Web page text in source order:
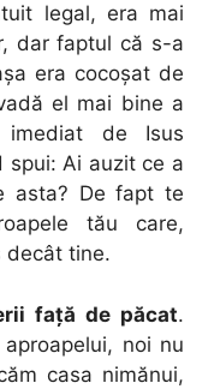
legal, era mai
dar faptul că s-a
era cocoşat de
el mai bine a
de Isus
spui: Ai auzit ce a
asta? De fapt te
tău care,
decât tine.
faţă de păcat.
noi nu
casa nimănui,